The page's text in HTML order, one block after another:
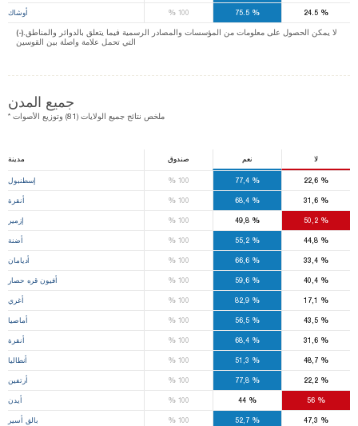
أوشاك %100 %
75.5 %
24.5
(-).لا يمكن الحصول على معلومات من المؤسسات والمصادر الرسمية فيما يتعلق بالدوائر والمناطق
التي تحمل علامة واصلة بين القوسين
جميع المدن
* ملخص نتائج جميع الولايات (81) وتوزيع الأصوات
مدينة صندوق نعم لا
إسطنبول %100 %
77,4 %
22,6
أنقرة %100 %
68,4 %
31,6
إزمير %100 %
49,8 %
50,2
أضنة %100 %
55,2 %
44,8
أديامان %100 %
66,6 %
33,4
أفيون قره حصار %100 %
59,6 %
40,4
أغري %100 %
82,9 %
أماصيا %100 %
56,5 %
43,5
أنقرة %100 %
68,4 %
31,6
أنطاليا %100 % %
48,7
أرتفين %100 %
77,8 %
22,2
أيدن %100 % %
بالق أسير %100 %
52,7 %